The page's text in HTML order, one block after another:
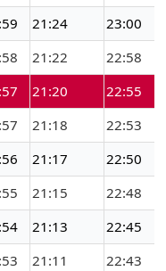
21:24
23:00
21:22
22:58
21:20
22:55
21:18
22:53
21:17
22:50
21:15
22:48
21:13
22:45
21:11
22:43